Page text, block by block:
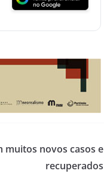
muitos novos casos e
recuperados